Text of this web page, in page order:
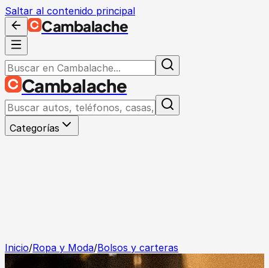
Saltar al contenido principal
Cambalache
Cambalache
Categorías
Inicio/Ropa y Moda/Bolsos y carteras